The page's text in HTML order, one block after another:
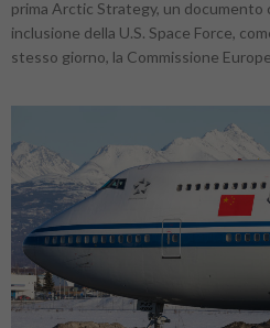
prima Arctic Strategy, un
inclusione della U.S. Space Force,
stesso giorno, la Commissione